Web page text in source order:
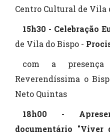
Centro Cultural de Vila
15h30 - Celebração
de Vila do Bispo -
com a
Reverendíssima o
Neto Quintas
18h00 -
documentário "Viver